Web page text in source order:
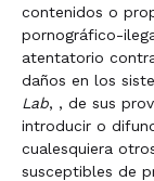
contenidos o
pornográfico-
atentatorio
daños en los
Lab, , de sus
introducir o
cualesquiera
susceptibles de